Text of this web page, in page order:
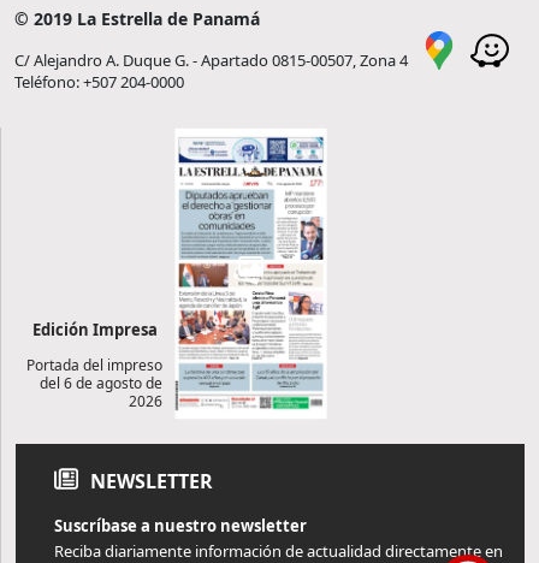
© 2019 La Estrella de Panamá
C/ Alejandro A. Duque G. - Apartado 0815-00507, Zona 4
Teléfono: +507 204-0000
Edición Impresa
Portada del impreso
del 6 de agosto de
2026
NEWSLETTER
Suscríbase a nuestro newsletter
Reciba diariamente información de actualidad directamente en